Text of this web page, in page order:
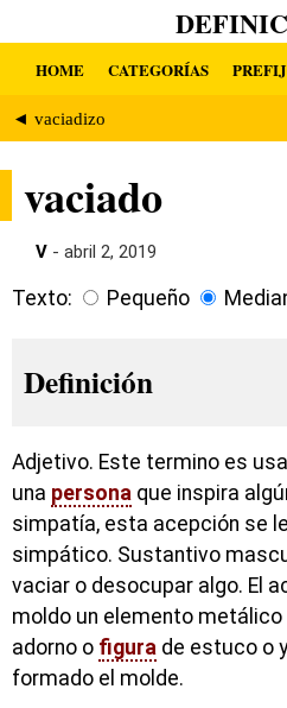
HOME CATEGORÍAS
◄ vaciadizo
vaciado
V - abril 2, 2019
Texto: Pequeño
Definición
Adjetivo. Este termino es
una persona que inspira
simpatía, esta acepción se
simpático. Sustantivo
vaciar o desocupar algo. El
moldo un elemento metálico
adorno o figura de estuco o
formado el molde.